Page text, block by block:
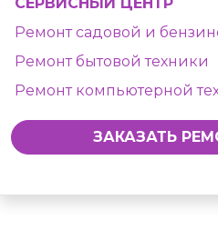
Ремонт садовой и
Ремонт бытовой техники
Ремонт компьютерной
ЗАКАЗАТЬ